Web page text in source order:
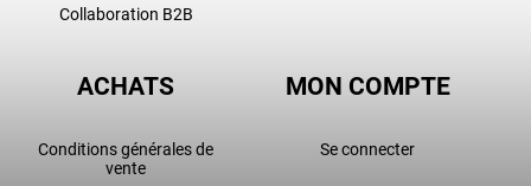
Collaboration B2B
ACHATS
Conditions générales de
vente
MON COMPTE
Se connecter